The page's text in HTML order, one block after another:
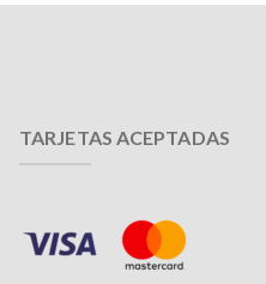
TARJETAS ACEPTADAS